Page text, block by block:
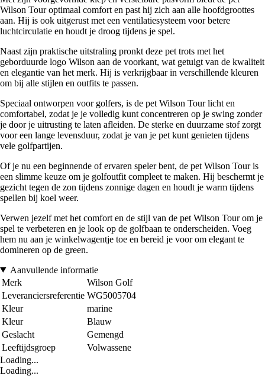
Wilson Tour optimaal comfort en past hij zich aan alle hoofdgroottes
aan. Hij is ook uitgerust met een ventilatiesysteem voor betere
luchtcirculatie en houdt je droog tijdens je spel.
Naast zijn praktische uitstraling pronkt deze pet trots met het
geborduurde logo Wilson aan de voorkant, wat getuigt van de kwaliteit
en elegantie van het merk. Hij is verkrijgbaar in verschillende kleuren
om bij alle stijlen en outfits te passen.
Speciaal ontworpen voor golfers, is de pet Wilson Tour licht en
comfortabel, zodat je je volledig kunt concentreren op je swing zonder
je door je uitrusting te laten afleiden. De sterke en duurzame stof zorgt
voor een lange levensduur, zodat je van je pet kunt genieten tijdens
vele golfpartijen.
Of je nu een beginnende of ervaren speler bent, de pet Wilson Tour is
een slimme keuze om je golfoutfit compleet te maken. Hij beschermt je
gezicht tegen de zon tijdens zonnige dagen en houdt je warm tijdens
spellen bij koel weer.
Verwen jezelf met het comfort en de stijl van de pet Wilson Tour om je
spel te verbeteren en je look op de golfbaan te onderscheiden. Voeg
hem nu aan je winkelwagentje toe en bereid je voor om elegant te
domineren op de green.
Aanvullende informatie
Merk
Wilson Golf
Leveranciersreferentie WG5005704
Kleur
marine
Kleur
Blauw
Geslacht
Gemengd
Leeftijdsgroep
Volwassene
Loading...
Loading...